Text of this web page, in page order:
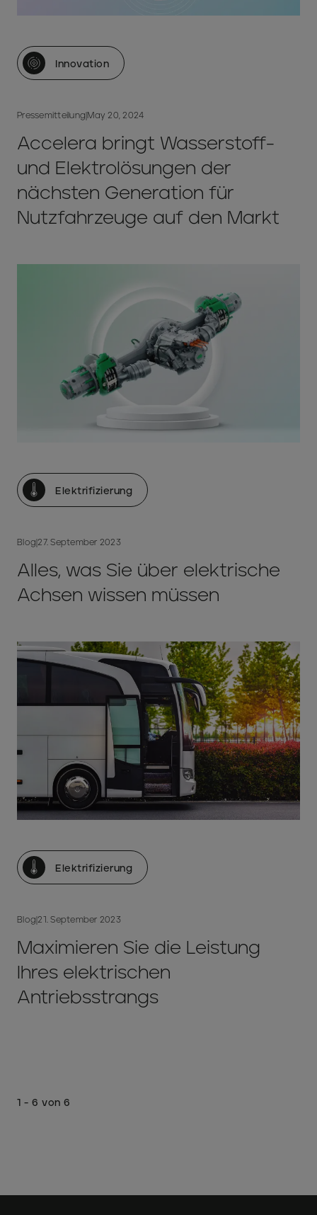
Innovation
Pressemitteilung|May 20, 2024
Accelera bringt Wasserstoff-
und Elektrolösungen der
nächsten Generation für
Nutzfahrzeuge auf den Markt
Elektrifizierung
Blog|27. September 2023
Alles, was Sie über elektrische
Achsen wissen müssen
Elektrifizierung
Blog|21. September 2023
Maximieren Sie die Leistung
Ihres elektrischen
Antriebsstrangs
1 - 6 von 6